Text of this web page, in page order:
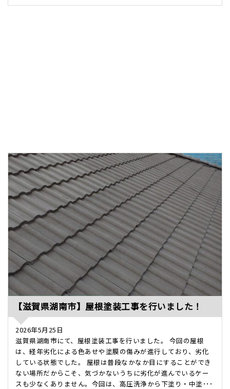
【滋賀県湖南市】屋根塗装工事を行いました！
2026年5月25日
滋賀県湖南市にて、屋根塗装工事を行いました。 今回の屋根
は、経年劣化による色あせや塗膜の傷みが進行しており、劣化
している状態でした。 屋根は普段なかなか目にすることができ
ない場所だからこそ、気づかないうちに劣化が進んでいるケー
スも少なくありません。今回は、高圧洗浄から下塗り・中塗･･･